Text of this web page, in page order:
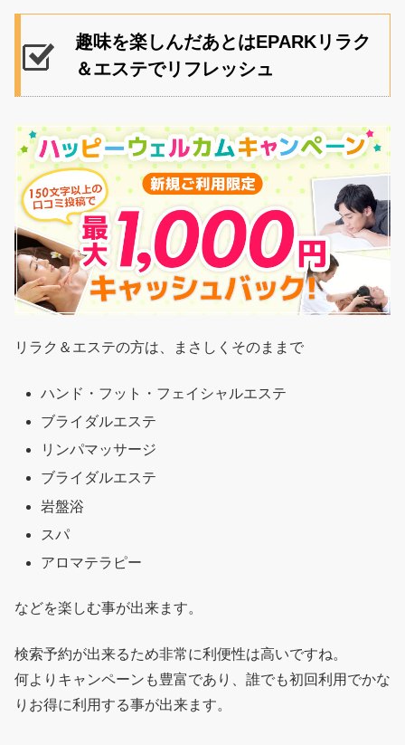
趣味を楽しんだあとはEPARKリラク
＆エステでリフレッシュ
リラク＆エステの方は、まさしくそのままで
ハンド・フット・フェイシャルエステ
ブライダルエステ
リンパマッサージ
ブライダルエステ
岩盤浴
スパ
アロマテラピー
などを楽しむ事が出来ます。
検索予約が出来るため非常に利便性は高いですね。
何よりキャンペーンも豊富であり、誰でも初回利用でかな
りお得に利用する事が出来ます。